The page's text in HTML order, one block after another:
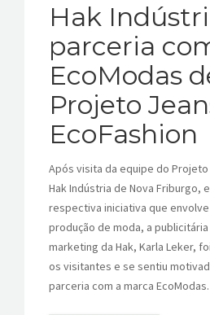
BLOG
CONTATOS
Hak
parceria
EcoModas
Projeto
EcoFashion
Após visita da equipe do Projeto
Hak Indústria de Nova Friburgo,
respectiva iniciativa que
produção de moda, a
marketing da Hak, Karla Leker,
os visitantes e se sentiu
parceria com a marca